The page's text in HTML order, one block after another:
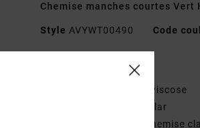
Chemise manches courtes Vert
Style AVYWT00490 Code
coton et viscose
coupe regular
Col de chemise